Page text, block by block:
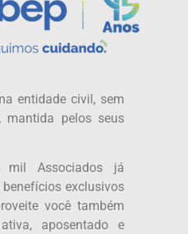
entidade civil, sem
mantida pelos seus
mil Associados já
exclusivos
você também
aposentado e